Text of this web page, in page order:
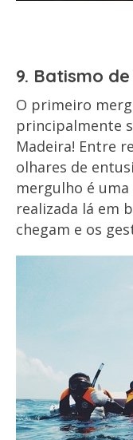
9. Batismo
O primeiro
principalmente
Madeira! Entre
olhares de
mergulho é
realizada lá em
chegam e os